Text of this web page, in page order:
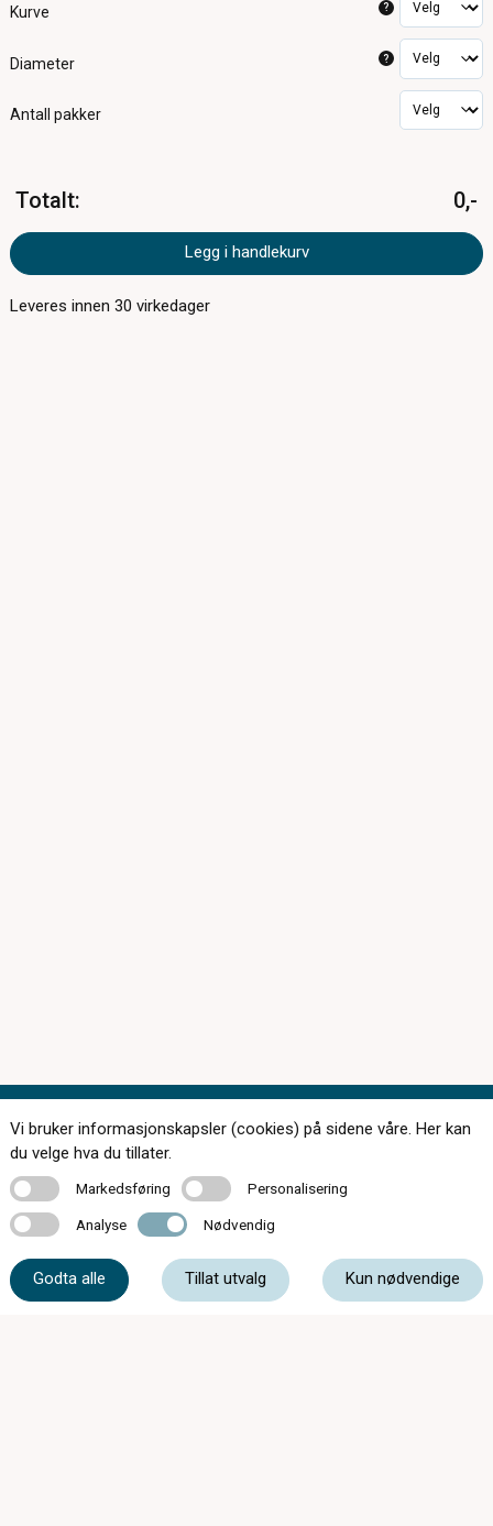
Kurve ?
Diameter ?
Antall pakker
Totalt: 0,-
Legg i handlekurv
Leveres innen30 virkedager
Kontakt oss
Vi bruker informasjonskapsler (cookies) på sidene våre. Her kan
du velge hva du tillater.
MarkedsføringMarkedsføring PersonaliseringPersonalisering
Analyse Analyse Nødvendig Nødvendig
Godta alle Tillat utvalg Kun nødvendige